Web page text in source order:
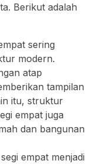
Berikut adalah
sering
modern.
atap
tampilan
itu, struktur
empat juga
dan bangunan
empat menjadi